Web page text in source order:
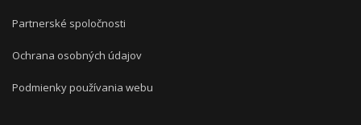
Partnerské spoločnosti
Ochrana osobných údajov
Podmienky používania webu